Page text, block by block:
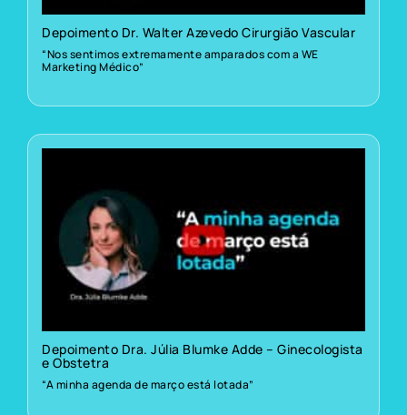
Depoimento Dr. Walter Azevedo Cirurgião Vascular
“Nos sentimos extremamente amparados com a WE
Marketing Médico”
Depoimento Dra. Júlia Blumke Adde – Ginecologista
e Obstetra
“A minha agenda de março está lotada”